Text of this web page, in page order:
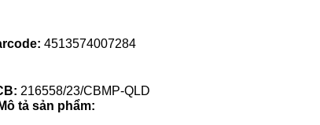
4513574007284
216558/23/CBMP-QLD
tả sản phẩm: